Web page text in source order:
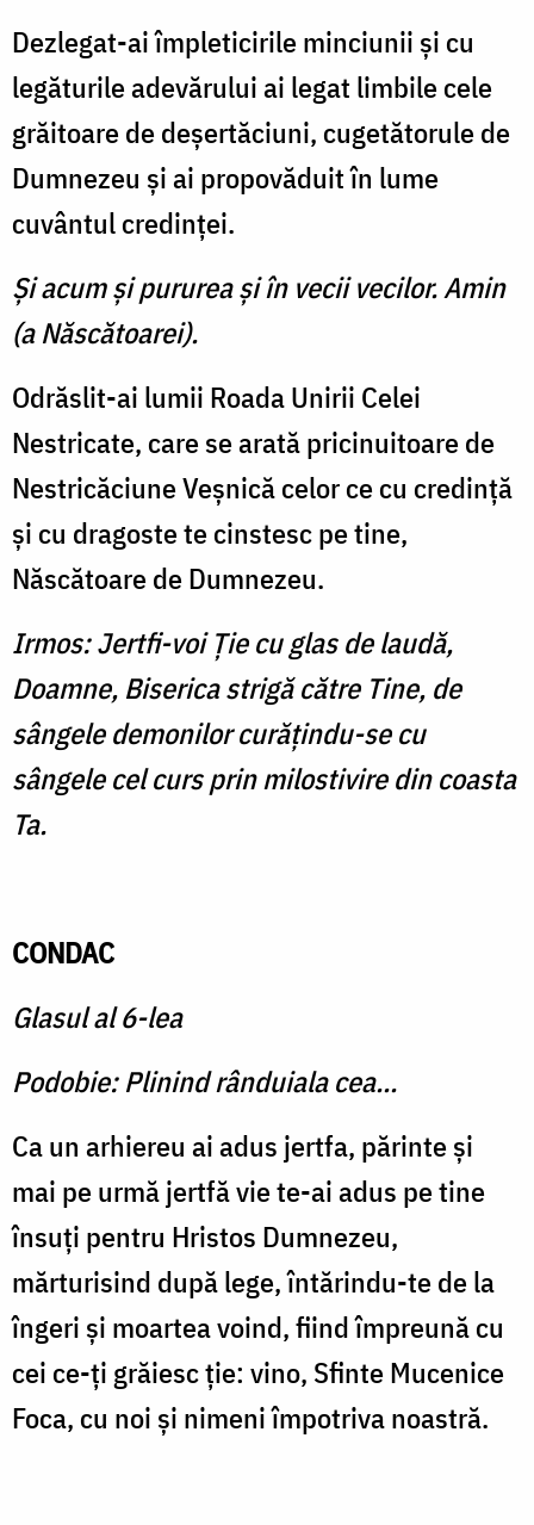
Dezlegat-ai împleticirile minciunii şi cu
legăturile adevărului ai legat limbile cele
grăitoare de deşertăciuni, cugetătorule de
Dumnezeu şi ai propovăduit în lume
cuvântul credinţei.
Şi acum şi pururea şi în vecii vecilor. Amin
(a Născătoarei).
Odrăslit-ai lumii Roada Unirii Celei
Nestricate, care se arată pricinuitoare de
Nestricăciune Veşnică celor ce cu credinţă
şi cu dragoste te cinstesc pe tine,
Născătoare de Dumnezeu.
Irmos: Jertfi-voi Ţie cu glas de laudă,
Doamne, Biserica strigă către Tine, de
sângele demonilor curăţindu-se cu
sângele cel curs prin milostivire din coasta
Ta.
CONDAC
Glasul al 6-lea
Podobie: Plinind rânduiala cea...
Ca un arhiereu ai adus jertfa, părinte şi
mai pe urmă jertfă vie te-ai adus pe tine
însuţi pentru Hristos Dumnezeu,
mărturisind după lege, întărindu-te de la
îngeri şi moartea voind, fiind împreună cu
cei ce-ţi grăiesc ţie: vino, Sfinte Mucenice
Foca, cu noi şi nimeni împotriva noastră.